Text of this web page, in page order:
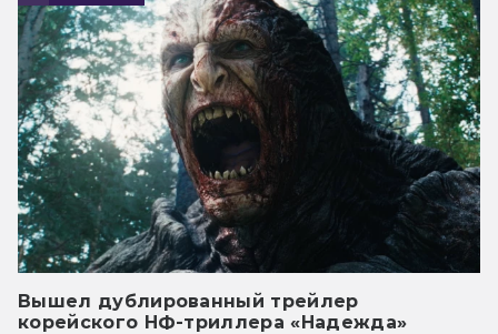
Вышел дублированный трейлер
корейского НФ-триллера «Надежда»